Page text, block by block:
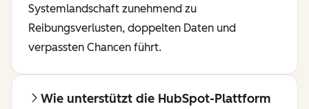
Systemlandschaft zunehmend zu
Reibungsverlusten, doppelten Daten und
verpassten Chancen führt.
Wie unterstützt die HubSpot-Plattform